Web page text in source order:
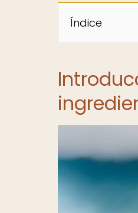
Índice